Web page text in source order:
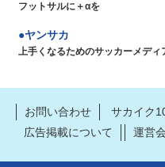
フットサルに＋αを
ヤンサカ
上手くなるためのサッカーメディ
お問い合わせ サカイク
広告掲載について
運営